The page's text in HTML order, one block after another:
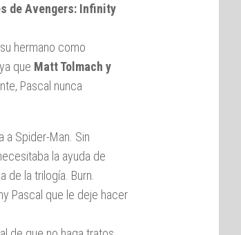
de Avengers: Infinity
hermano como
que Matt Tolmach y
Pascal nunca
a Spider-Man. Sin
la ayuda de
de la trilogía. Burn.
Pascal que le deje hacer